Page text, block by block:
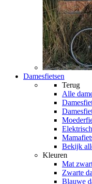
Damesfietsen
Terug
Alle
Bekijk
Kleuren
Mat
Zwarte
Blauwe